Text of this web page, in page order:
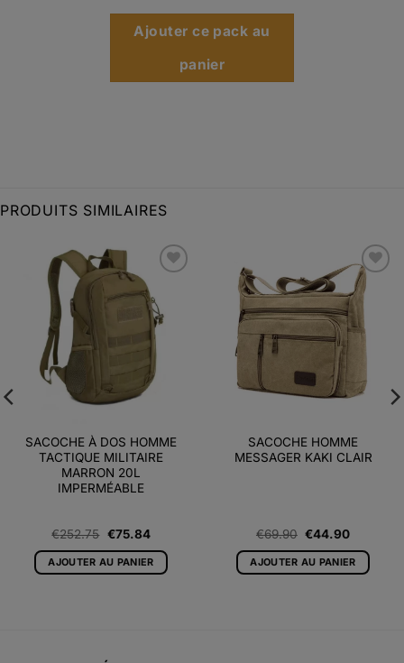
Ajouter ce pack au
panier
PRODUITS SIMILAIRES
Ajouter
à la liste
d’envies
SACOCHE À DOS HOMME
TACTIQUE MILITAIRE
MARRON 20L
IMPERMÉABLE
€252.75 Le
initial
était :
€75.84Le
actuel
est :
AJOUTER AU PANIER
Ajouter
à la liste
d’envies
SACOCHE HOMME
MESSAGER KAKI CLAIR
€69.90 Le
initial
était :
€44.90Le
actuel
est :
AJOUTER AU PANIER